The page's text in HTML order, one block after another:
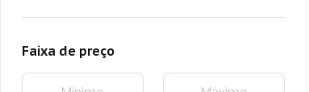
Faixa de preço